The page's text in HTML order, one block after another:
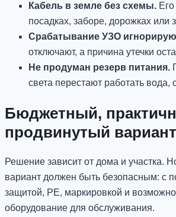
Кабель в земле без схемы.
посадках, заборе, дорожках или
Срабатывание УЗО
отключают, а причина утечки
Не продуман резерв питания.
света перестают работать вода,
Бюджетный,
продвинутый вариант
Решение зависит от дома и участка.
вариант должен быть безопасным: с
защитой, PE, маркировкой и
оборудование для обслуживания.